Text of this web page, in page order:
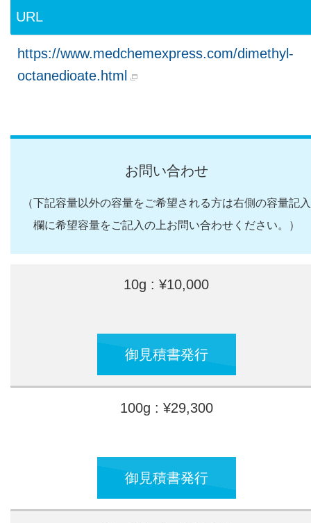
URL
https://www.medchemexpress.com/dimethyl-
octanedioate.html
お問い合わせ
（下記容量以外の容量をご希望される方は右側の容量記入
欄に希望容量をご記入の上お問い合わせください。）
10g : ¥10,000
御見積書発行
100g : ¥29,300
御見積書発行